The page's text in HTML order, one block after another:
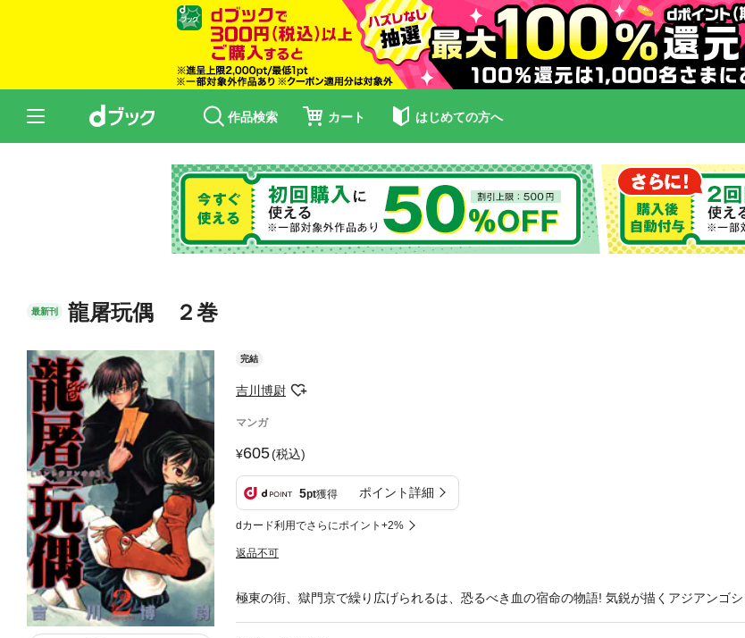
作品検索 カート はじめての方へ
最新刊 龍屠玩偶 ２巻
完結
吉川博尉
マンガ
605(税込)
5pt獲得 ポイント詳細
dカード利用でさらにポイント+2%
返品不可
極東の街、獄門京で繰り広げられるは、恐るべき血の宿命の物語! 気鋭が描くアジアンゴ